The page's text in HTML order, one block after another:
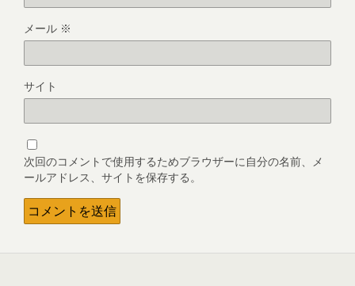
メール ※
サイト
次回のコメントで使用するためブラウザーに自分の名前、メ
ールアドレス、サイトを保存する。